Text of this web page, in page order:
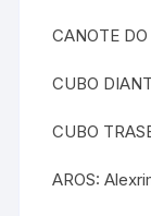
CANOTE
CUBO
CUBO
AROS: